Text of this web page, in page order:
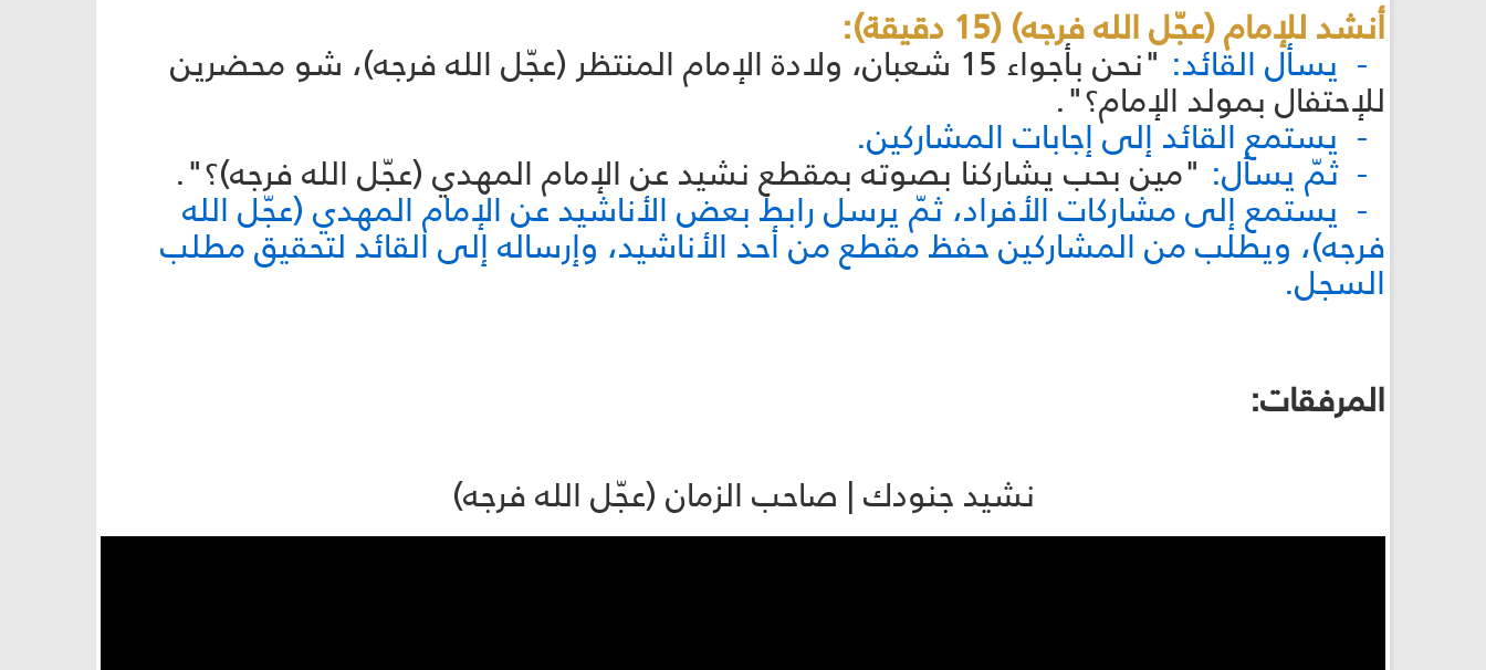
أنشد للإمام (عجّل الله فرجه) (15 دقيقة):
- يسأل القائد: "نحن بأجواء 15 شعبان، ولادة الإمام المنتظر (عجّل الله فرجه)، شو محضرين
للإحتفال بمولد الإمام؟".
- يستمع القائد إلى إجابات المشاركين.
- ثمّ يسأل: "مين بحب يشاركنا بصوته بمقطع نشيد عن الإمام المهدي (عجّل الله فرجه)؟".
- يستمع إلى مشاركات الأفراد، ثمّ يرسل رابط بعض الأناشيد عن الإمام المهدي (عجّل الله
فرجه)، ويطلب من المشاركين حفظ مقطع من أحد الأناشيد، وإرساله إلى القائد لتحقيق مطلب
السجل.
المرفقات:
نشيد جنودك | صاحب الزمان (عجّل الله فرجه)